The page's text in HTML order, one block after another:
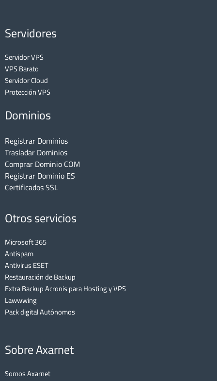
Servidores
Servidor VPS
VPS Barato
Servidor Cloud
Protección VPS
Dominios
Registrar Dominios
Trasladar Dominios
Comprar Dominio COM
Registrar Dominio ES
Certificados SSL
Otros servicios
Microsoft 365
Antispam
Antivirus ESET
Restauración de Backup
Extra Backup Acronis para Hosting y VPS
Lawwwing
Pack digital Autónomos
Sobre Axarnet
Somos Axarnet